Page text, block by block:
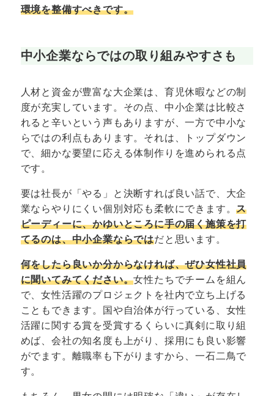
環境を整備すべきです。
中小企業ならではの取り組みやすさも
人材と資金が豊富な大企業は、育児休暇などの制
度が充実しています。その点、中小企業は比較さ
れると辛いという声もありますが、一方で中小な
らではの利点もあります。それは、トップダウン
で、細かな要望に応える体制作りを進められる点
です。
要は社長が「やる」と決断すれば良い話で、大企
業ならやりにくい個別対応も柔軟にできます。ス
ピーディーに、かゆいところに手の届く施策を打
てるのは、中小企業ならではだと思います。
何をしたら良いか分からなければ、ぜひ女性社員
に聞いてみてください。女性たちでチームを組ん
で、女性活躍のプロジェクトを社内で立ち上げる
こともできます。国や自治体が行っている、女性
活躍に関する賞を受賞するくらいに真剣に取り組
めば、会社の知名度も上がり、採用にも良い影響
がでます。離職率も下がりますから、一石二鳥で
す。